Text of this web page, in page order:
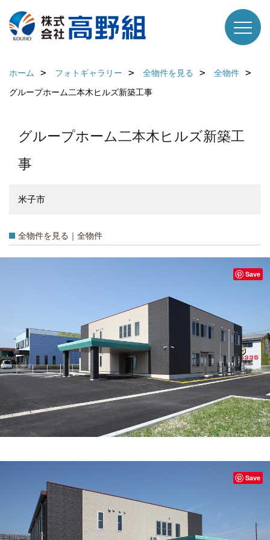
ホーム フォトギャラリー 全物件を見る
全物件
グループホーム二本木ヒルズ新築工事
グループホーム二本木ヒルズ新築工
事
米子市
全物件を見る｜全物件
Save
Save